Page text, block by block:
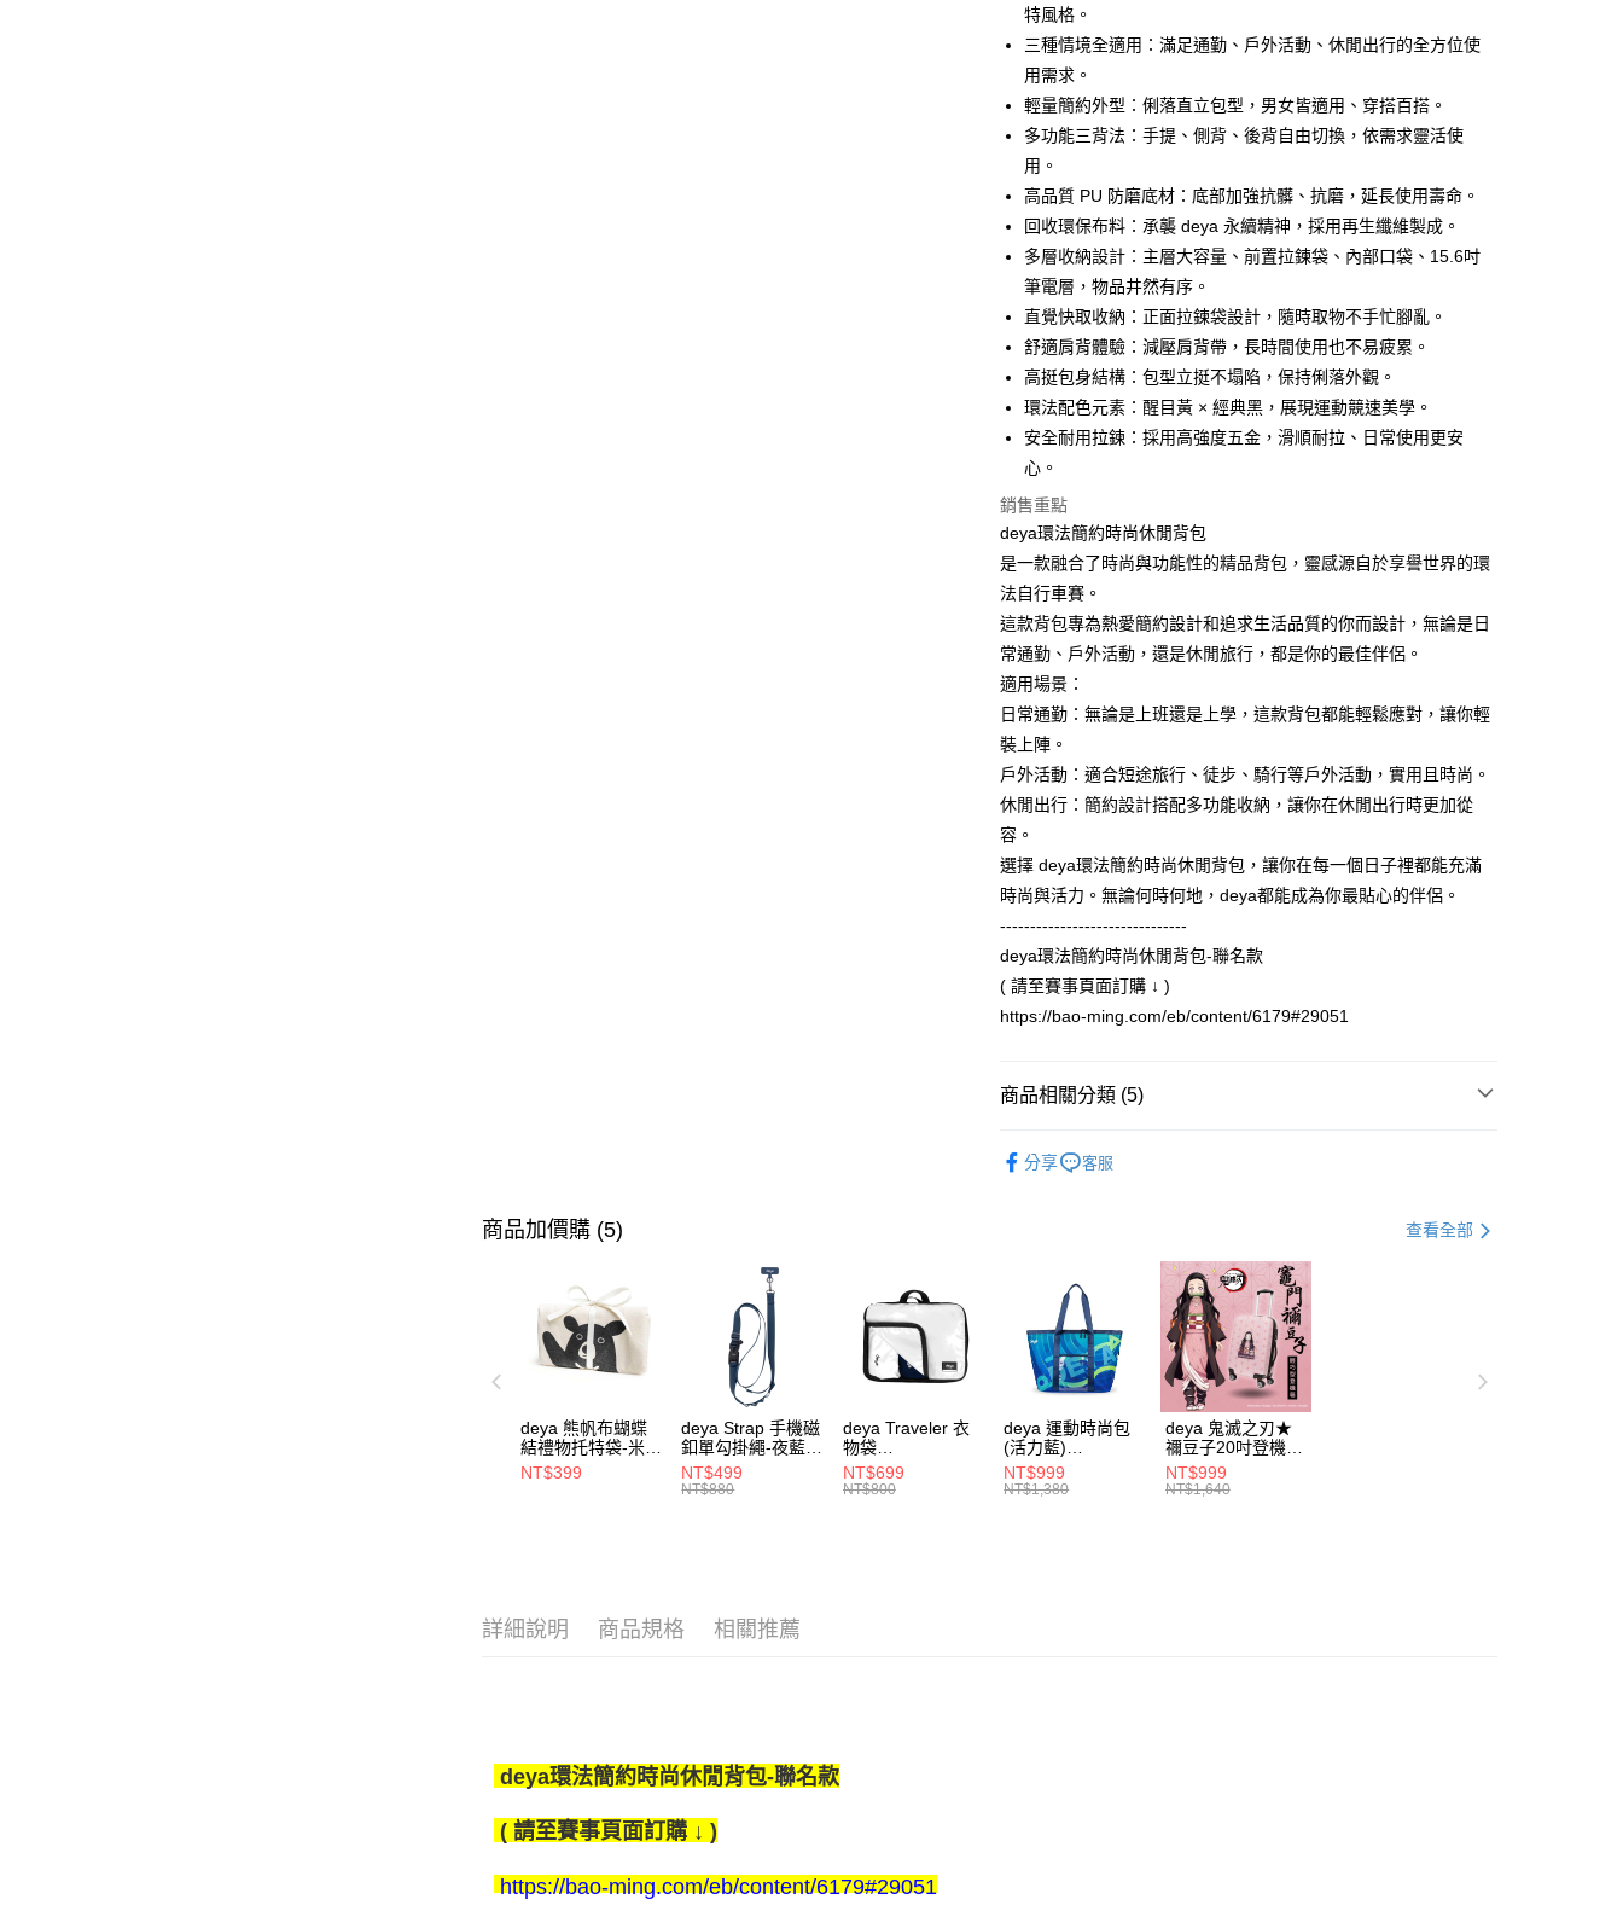
合作金庫商業銀行
華南商業銀行
彰化商業銀行
國泰世華商業銀行
臺灣中小企業銀行
台中商業銀行
匯豐（台灣）商業銀行
華泰商業銀行
聯邦商業銀行
元大商業銀行
永豐商業銀行
台新國際商業銀行
中國信託商業銀行
台灣樂天信用卡公司
LINE Pay
街口支付
全盈+PAY
AFTEE先享後付
相關說明
【關於「AFTEE先享後付」】
AFTEE先享後付是「在收到商品之後才付款」的支付方式。 讓您購物簡單
便利好安心！
１．簡單：不需註冊會員、不需綁卡、不需儲值。
２．便利：只要手機號碼，簡訊認證，即可結帳。
３．安心：先確認商品／服務後，再付款。
【「AFTEE先享後付」結帳流程】
１．於結帳方式選擇「AFTEE先享後付」後，將跳轉至「AFTEE先享後
２．訂單成立數日內，您將收到繳費通知簡訊。
３．收到繳費通知簡訊後14天內，點擊此簡訊中的連結，可透過四大超商
／ATM／網路銀行／等多元方式進行付款，方視為交易完成。
※ 請注意：結帳手續完成當下不需立刻繳費，但若您需要取消訂單，請聯
絡購買商品的店家。未經商家同意取消之訂單仍視為有效，需透過AFTEE
先享後付繳納相關費用。
是否繳費成功／繳費後需取消欲退款等相關疑問，請聯繫「AFTEE先享後
付客戶支援中心」
【注意事項】
１．透過由恩沛科技股份有限公司提供之「AFTEE先享後付」服務完成之
交易，需依本服務之必要範圍內提供個人資料，並將交易相關給付款項請
求債權轉讓予恩沛科技股份有限公司。
２．關於個人資料處理事宜，請瀏覽以下網址：
https://aftee.tw/terms/#terms3
３．未成年的使用者請事先徵得法定代理人或監護人之同意方可使用
「AFTEE先享後付」，若未經同意申辦者引起之損失，本公司不負相關責
任。
４．使用「AFTEE先享後付」時，將依據個別帳號之用戶狀況，依本公司
即時審查核予不同之上限額度；若仍有額度不足之情形，本公司將視審查
結果請求用戶進行身份認證。
５．嚴禁一人註冊多個帳號或使用他人資訊註冊。若發現惡意使用之情
形，恩沛科技股份有限公司將有權停止該用戶之使用額度並採取法律行
ATM付款
運送方式
【宅配】
每筆NT$90，滿NT$490(含以上)免運費
特風格。
三種情境全適用：滿足通勤、戶外活動、休閒出行的全方位使
用需求。
輕量簡約外型：俐落直立包型，男女皆適用、穿搭百搭。
多功能三背法：手提、側背、後背自由切換，依需求靈活使
用。
高品質 PU 防磨底材：底部加強抗髒、抗磨，延長使用壽命。
回收環保布料：承襲 deya 永續精神，採用再生纖維製成。
多層收納設計：主層大容量、前置拉鍊袋、內部口袋、15.6吋
筆電層，物品井然有序。
直覺快取收納：正面拉鍊袋設計，隨時取物不手忙腳亂。
舒適肩背體驗：減壓肩背帶，長時間使用也不易疲累。
高挺包身結構：包型立挺不塌陷，保持俐落外觀。
環法配色元素：醒目黃 × 經典黑，展現運動競速美學。
安全耐用拉鍊：採用高強度五金，滑順耐拉、日常使用更安
心。
銷售重點
deya環法簡約時尚休閒背包
是一款融合了時尚與功能性的精品背包，靈感源自於享譽世界的環
法自行車賽。
這款背包專為熱愛簡約設計和追求生活品質的你而設計，無論是日
常通勤、戶外活動，還是休閒旅行，都是你的最佳伴侶。
適用場景：
日常通勤：無論是上班還是上學，這款背包都能輕鬆應對，讓你輕
裝上陣。
戶外活動：適合短途旅行、徒步、騎行等戶外活動，實用且時尚。
休閒出行：簡約設計搭配多功能收納，讓你在休閒出行時更加從
容。
選擇 deya環法簡約時尚休閒背包，讓你在每一個日子裡都能充滿
時尚與活力。無論何時何地，deya都能成為你最貼心的伴侶。
-------------------------------
deya環法簡約時尚休閒背包-聯名款
( 請至賽事頁面訂購 ↓ )
https://bao-ming.com/eb/content/6179#29051
商品相關分類 (5)
款式分類
分享 客服
商品加價購 (5) 查看全部
deya 熊帆布蝴蝶
結禮物托特袋-米色
22020409
NT$399
deya Strap 手機磁
釦單勾掛繩-夜藍色
62611105501
NT$499
NT$880
deya Traveler 衣
物袋
62406090901
NT$699
NT$800
deya 運動時尚包
(活力藍)
-62507085531
NT$999
NT$1,380
deya 鬼滅之刃★
禰豆子20吋登機箱
21300915
NT$999
NT$1,640
詳細說明 商品規格 相關推薦
deya環法簡約時尚休閒背包-聯名款
( 請至賽事頁面訂購 ↓ )
https://bao-ming.com/eb/content/6179#29051